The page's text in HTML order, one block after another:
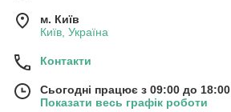
м. Київ
Київ, Україна
Контакти
Сьогодні працює з 09:00 до 18:00
Показати весь графік роботи